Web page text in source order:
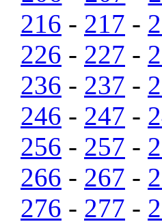
216 - 217 -
226 - 227 -
236 - 237 -
246 - 247 -
256 - 257 -
266 - 267 -
276 - 277 -